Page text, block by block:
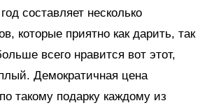
составляет несколько
которые приятно как дарить, так
всего нравится вот этот,
Демократичная цена
такому подарку каждому из